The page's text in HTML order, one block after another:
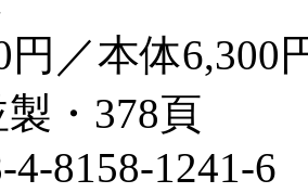
円／本体6,300
・378頁
4-8158-1241-6